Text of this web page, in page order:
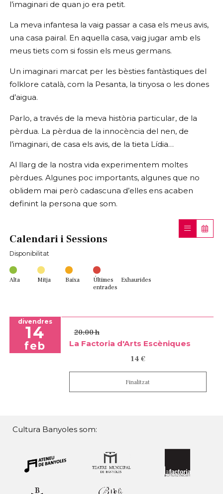
l’imaginari de quan jo era petit.
La meva infantesa la vaig passar a casa els meus avis,
una casa pairal. En aquella casa, vaig jugar amb els
meus tiets com si fossin els meus germans.
Un imaginari marcat per les bèsties fantàstiques del
folklore català, com la Pesanta, la tinyosa o les dones
d’aigua.
Parlo, a través de la meva història particular, de la
pèrdua. La pèrdua de la innocència del nen, de
l’imaginari, de casa els avis, de la tieta Lídia…
Al llarg de la nostra vida experimentem moltes
pèrdues. Algunes poc importants, algunes que no
oblidem mai però cadascuna d’elles ens acaben
definint la persona que som.
Calendari i Sessions
Disponibilitat
Alta Mitja Baixa
Últimes
entrades
Exhaurides
divendres
14
feb
20:00 h
La Factoria d'Arts Escèniques
14 €
Finalitzat
Cultura Banyoles som: